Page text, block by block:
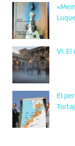
Luque
VI. El
El